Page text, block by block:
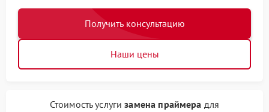
Получить консультацию
Наши цены
Стоимость услугизамена праймера для